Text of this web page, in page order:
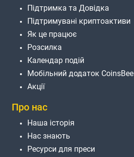
Підтримка та Довідка
Підтримувані криптоактиви
Як це працює
Розсилка
Календар подій
Мобільний додаток CoinsBee
Акції
Про нас
Наша історія
Нас знають
Ресурси для преси